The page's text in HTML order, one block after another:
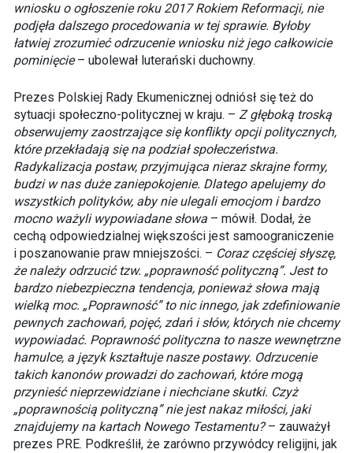
wniosku o ogłoszenie roku 2017 Rokiem Reformacji, nie
podjęła dalszego procedowania w tej sprawie. Byłoby
łatwiej zrozumieć odrzucenie wniosku niż jego całkowicie
pominięcie– ubolewał luterański duchowny.
Prezes Polskiej Rady Ekumenicznej odniósł się też do
sytuacji społeczno-politycznej w kraju. – Z głęboką troską
obserwujemy zaostrzające się konflikty opcji politycznych,
które przekładają się na podział społeczeństwa.
Radykalizacja postaw, przyjmująca nieraz skrajne formy,
budzi w nas duże zaniepokojenie. Dlatego apelujemy do
wszystkich polityków, aby nie ulegali emocjom i bardzo
mocno ważyli wypowiadane słowa– mówił. Dodał, że
cechą odpowiedzialnej większości jest samoograniczenie
i poszanowanie praw mniejszości. – Coraz częściej słyszę,
że należy odrzucić tzw. „poprawność polityczną”. Jest to
bardzo niebezpieczna tendencja, ponieważ słowa mają
wielką moc. „Poprawność” to nic innego, jak zdefiniowanie
pewnych zachowań, pojęć, zdań i słów, których nie chcemy
wypowiadać. Poprawność polityczna to nasze wewnętrzne
hamulce, a język kształtuje nasze postawy. Odrzucenie
takich kanonów prowadzi do zachowań, które mogą
przynieść nieprzewidziane i niechciane skutki. Czyż
„poprawnością polityczną” nie jest nakaz miłości, jaki
znajdujemy na kartach Nowego Testamentu?– zauważył
prezes PRE. Podkreślił, że zarówno przywódcy religijni, jak